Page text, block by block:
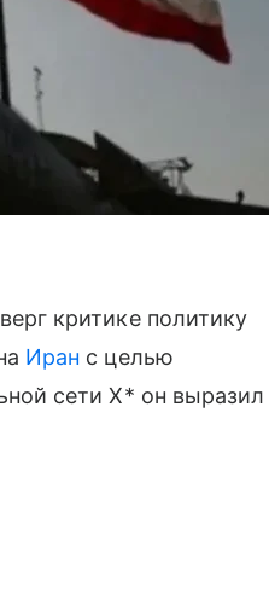
критике политику
Иран с целью
сети X* он выразил